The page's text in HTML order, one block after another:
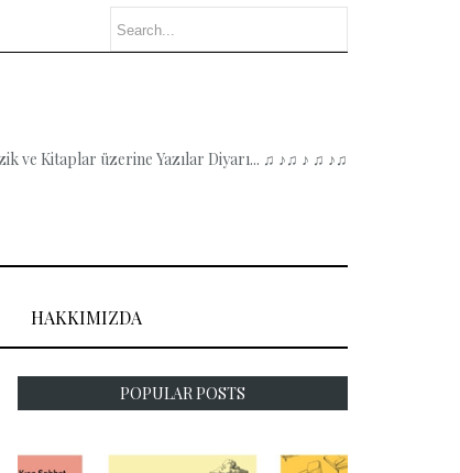
ve Kitaplar üzerine Yazılar Diyarı... ♫ ♪♫ ♪ ♫ ♪♫
HAKKIMIZDA
POPULAR POSTS